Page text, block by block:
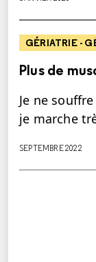
GÉRIATRIE -
Plus de
Je ne
je marche
SEPTEMBRE 2022